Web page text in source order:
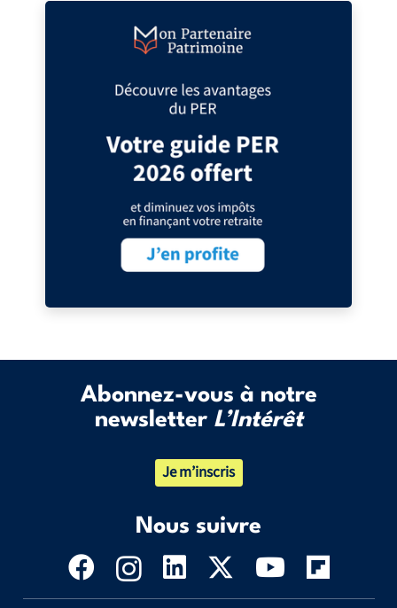
Abonnez-vous à notre
newsletter L’Intérêt
Je m’inscris
Nous suivre